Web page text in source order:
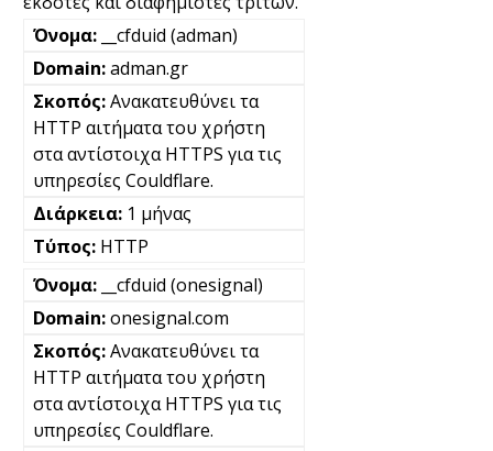
__cfduid (adman)
adman.gr
Ανακατευθύνει τα
HTTP αιτήματα του χρήστη
στα αντίστοιχα HTTPS για τις
υπηρεσίες Couldflare.
1 μήνας
HTTP
__cfduid (onesignal)
onesignal.com
Ανακατευθύνει τα
HTTP αιτήματα του χρήστη
στα αντίστοιχα HTTPS για τις
υπηρεσίες Couldflare.